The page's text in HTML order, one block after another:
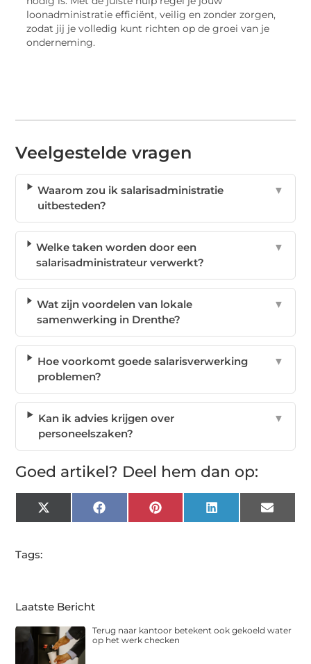
loonadministratie efficiënt, veilig en zonder zorgen,
zodat jij je volledig kunt richten op de groei van je
onderneming.
Veelgestelde vragen
Waarom zou ik salarisadministratie
uitbesteden?
▼
Welke taken worden door een
salarisadministrateur verwerkt?
▼
Wat zijn voordelen van lokale
samenwerking in Drenthe?
▼
Hoe voorkomt goede salarisverwerking
problemen?
▼
Kan ik advies krijgen over
personeelszaken?
▼
Goed artikel? Deel hem dan op:
X
(Twitter)
FacebookPinterest LinkedIn Email
Tags:
Laatste Bericht
Terug naar kantoor betekent ook gekoeld water
op het werk checken